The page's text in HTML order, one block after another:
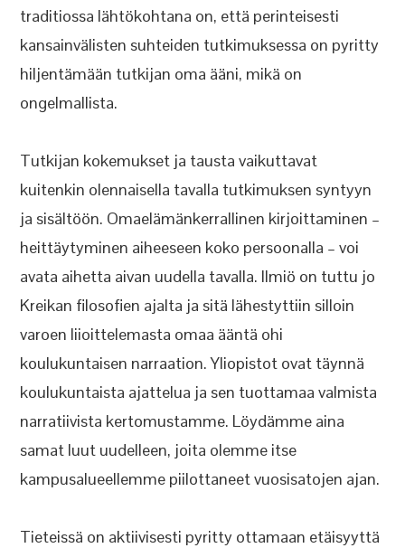
traditiossa lähtökohtana on, että perinteisesti
kansainvälisten suhteiden tutkimuksessa on pyritty
hiljentämään tutkijan oma ääni, mikä on
ongelmallista.
Tutkijan kokemukset ja tausta vaikuttavat
kuitenkin olennaisella tavalla tutkimuksen syntyyn
ja sisältöön. Omaelämänkerrallinen kirjoittaminen –
heittäytyminen aiheeseen koko persoonalla – voi
avata aihetta aivan uudella tavalla. Ilmiö on tuttu jo
Kreikan filosofien ajalta ja sitä lähestyttiin silloin
varoen liioittelemasta omaa ääntä ohi
koulukuntaisen narraation. Yliopistot ovat täynnä
koulukuntaista ajattelua ja sen tuottamaa valmista
narratiivista kertomustamme. Löydämme aina
samat luut uudelleen, joita olemme itse
kampusalueellemme piilottaneet vuosisatojen ajan.
Tieteissä on aktiivisesti pyritty ottamaan etäisyyttä